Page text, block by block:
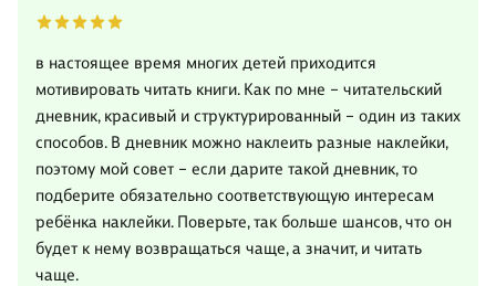
в настоящее время многих детей приходится
мотивировать читать книги. Как по мне – читательский
дневник, красивый и структурированный – один из таких
способов. В дневник можно наклеить разные наклейки,
поэтому мой совет – если дарите такой дневник, то
подберите обязательно соответствующую интересам
ребёнка наклейки. Поверьте, так больше шансов, что он
будет к нему возвращаться чаще, а значит, и читать
чаще.